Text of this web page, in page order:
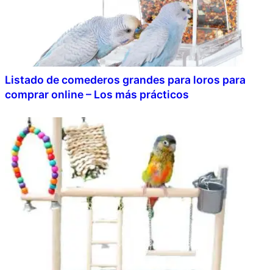
Listado de comederos grandes para loros para
comprar online – Los más prácticos